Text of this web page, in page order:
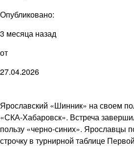
Опубликовано:
3 месяца назад
от
27.04.2026
Ярославский «Шинник» на своем
«СКА-Хабаровск». Встреча
пользу «черно-синих». Ярославцы
строчку в турнирной таблице